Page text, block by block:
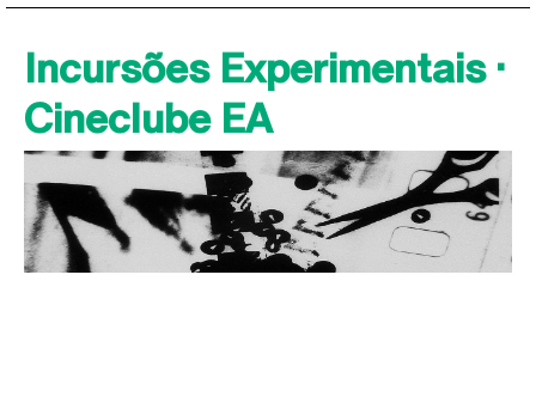
Incursões Experimentais ·
Cineclube EA